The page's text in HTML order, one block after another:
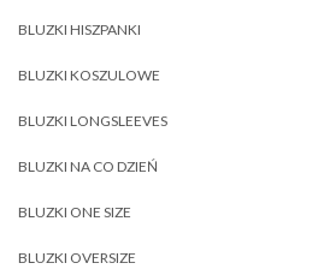
BLUZKI HISZPANKI
BLUZKI KOSZULOWE
BLUZKI LONGSLEEVES
BLUZKI NA CO DZIEŃ
BLUZKI ONE SIZE
BLUZKI OVERSIZE